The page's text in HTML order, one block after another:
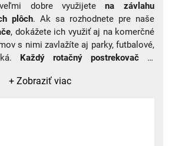
dobre využijete na závlahu
plôch. Ak sa rozhodnete pre naše
, dokážete ich využiť aj na komerčné
s nimi zavlažíte aj parky, futbalové,
Každý rotačný postrekovač je
+ Zobraziť viac